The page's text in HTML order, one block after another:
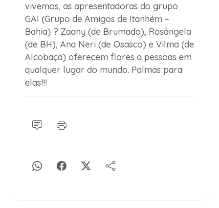
vivemos, as apresentadoras do grupo
GAI (Grupo de Amigos de Itanhém –
Bahia) ? Zaany (de Brumado), Rosângela
(de BH), Ana Neri (de Osasco) e Vilma (de
Alcobaça) oferecem flores a pessoas em
qualquer lugar do mundo. Palmas para
elas!!!